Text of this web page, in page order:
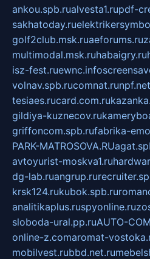
ankou.spb.rualvesta1.rupdf-
sakhatoday.ru
golf2club.msk.ruaeforums.ru
multimodal.msk.ruhabaigry.ru
isz-fest.ruewnc.info
volnav.spb.rucomnat.ru
tesiaes.rucard.com.ru
gildiya-kuznecov.ru
griffoncom.spb.rufabrika-
PARK-MATROSOVA.RU
avtoyurist-moskva1.ru
dg-lab.ruangrup.ru
krsk124.rukubok.spb.ru
analitikaplus.ruspyonline.ru
sloboda-ural.pp.ruAUTO-
online-z.comaromat-
mobilvest.rubbd.net.ru